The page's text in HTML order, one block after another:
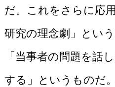
だ。これをさらに応
研究の理念劇」とい
「当事者の問題を話
する」というものだ